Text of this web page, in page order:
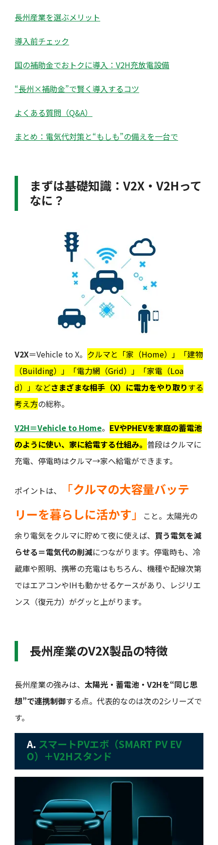
長州産業を選ぶメリット
導入前チェック
国の補助金でおトクに導入：V2H充放電設備
“長州×補助金”で賢く導入するコツ
よくある質問（Q&A）
まとめ：電気代対策と“もしも”の備えを一台で
まずは基礎知識：V2X・V2Hって
なに？
V2X＝Vehicle to X。 クルマと「家（Home）」「建物
（Building）」「電力網（Grid）」「家電（Loa
d）」などさまざまな相手（X）に電力をやり取りする
考え方の総称。
V2H＝Vehicle to Home。 EVやPHEVを家庭の蓄電池
のように使い、家に給電する仕組み。 普段はクルマに
充電、停電時はクルマ→家へ給電ができます。
ポイントは、 「クルマの大容量バッテ
リーを暮らしに活かす 」
こと。太陽光の
余り電気をクルマに貯めて夜に使えば、 買う電気を減
らせる＝電気代の削減につながります。停電時も、冷
蔵庫や照明、携帯の充電はもちろん、機種や配線次第
ではエアコンやIHも動かせるケースがあり、レジリエ
ンス（復元力）がグッと上がります。
長州産業のV2X製品の特徴
長州産業の強みは、 太陽光・蓄電池・V2Hを“同じ思
想”で連携制御する点。代表的なのは次の2シリーズで
す。
A. スマートPVエボ（SMART PV EV
O）＋V2Hスタンド